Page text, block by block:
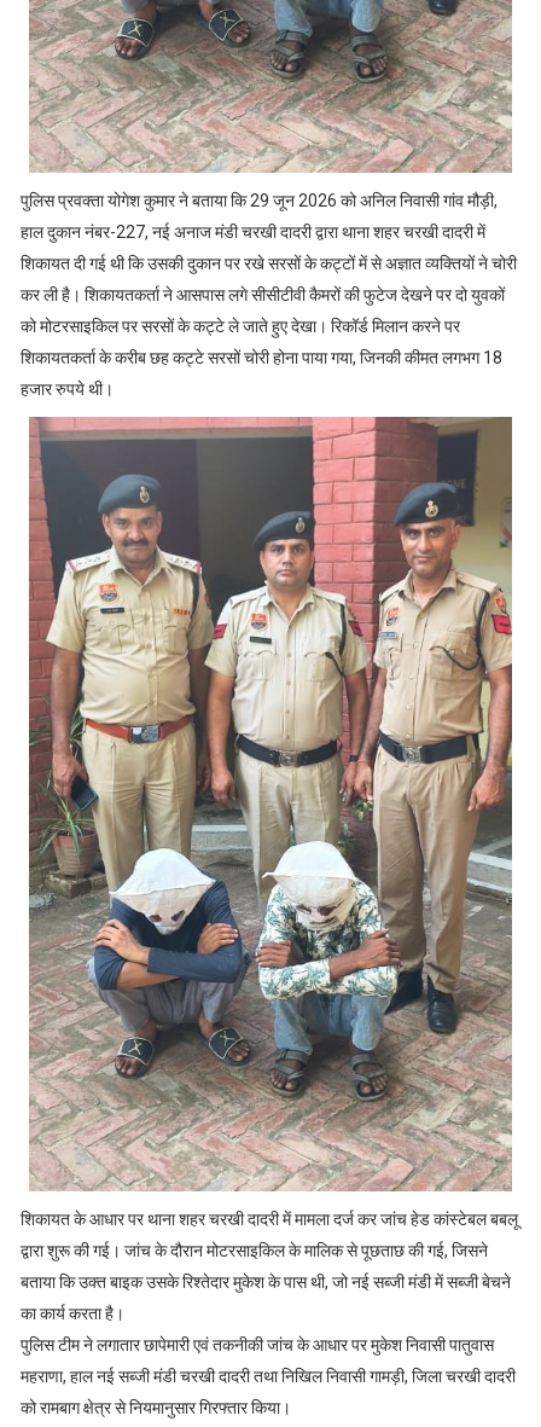
पुलिस प्रवक्ता योगेश कुमार ने बताया कि 29 जून 2026 को अनिल निवासी गांव मौड़ी,
हाल दुकान नंबर-227, नई अनाज मंडी चरखी दादरी द्वारा थाना शहर चरखी दादरी में
शिकायत दी गई थी कि उसकी दुकान पर रखे सरसों के कट्टों में से अज्ञात व्यक्तियों ने चोरी
कर ली है। शिकायतकर्ता ने आसपास लगे सीसीटीवी कैमरों की फुटेज देखने पर दो युवकों
को मोटरसाइकिल पर सरसों के कट्टे ले जाते हुए देखा। रिकॉर्ड मिलान करने पर
शिकायतकर्ता के करीब छह कट्टे सरसों चोरी होना पाया गया, जिनकी कीमत लगभग 18
हजार रुपये थी।
शिकायत के आधार पर थाना शहर चरखी दादरी में मामला दर्ज कर जांच हेड कांस्टेबल बबलू
द्वारा शुरू की गई। जांच के दौरान मोटरसाइकिल के मालिक से पूछताछ की गई, जिसने
बताया कि उक्त बाइक उसके रिश्तेदार मुकेश के पास थी, जो नई सब्जी मंडी में सब्जी बेचने
का कार्य करता है।
पुलिस टीम ने लगातार छापेमारी एवं तकनीकी जांच के आधार पर मुकेश निवासी पातुवास
महराणा, हाल नई सब्जी मंडी चरखी दादरी तथा निखिल निवासी गामड़ी, जिला चरखी दादरी
को रामबाग क्षेत्र से नियमानुसार गिरफ्तार किया।